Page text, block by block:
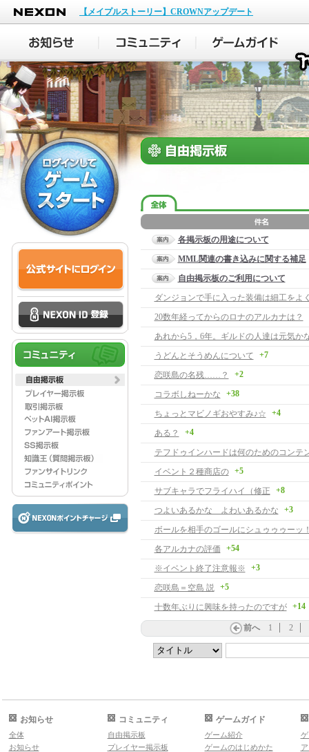
NEXON
【メイプルストーリー】CROWNアップデート
各掲示板の用途について
MML関連の書き込みに関する補足
自由掲示板のご利用について
ダンジョンで手に入った装備は細工をよ
20数年経ってからのロナのアルカナは？
あれから5，6年。ギルドの人達は元気か
うどんとそうめんについて
+7
恋咲島の名残……？ +2
コラボしねーかな +38
ちょっとマビノギおやすみ♪☆ +4
ある？ +4
テフドゥインハードは何のためのコンテ
イベント２種商店の
+5
サブキャラでフライハイ（修正 +8
つよいあるかな よわいあるかな +3
ボールを相手のゴールにシュゥゥゥーッ
各アルカナの評価
+54
※イベント終了注意報※ +3
恋咲島＝空島 説 +5
十数年ぶりに興味を持ったのですが +14
前へ 1 2
お知らせ
全体
お知らせ
コミュニティ
自由掲示板
プレイヤー掲示板
ゲームガイド
ゲーム紹介
ゲームのはじめかた